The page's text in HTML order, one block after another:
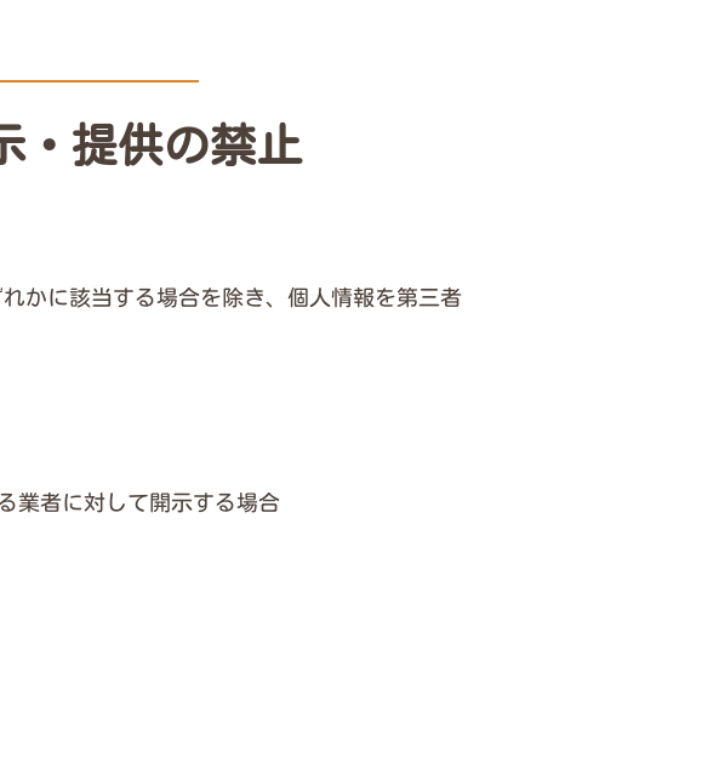
・提供の禁止
かに該当する場合を除き、個人情報を第三者
業者に対して開示する場合